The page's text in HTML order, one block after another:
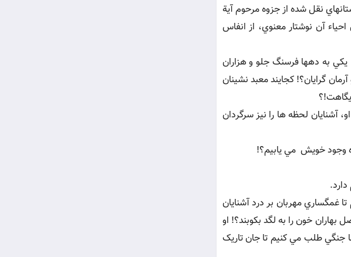
نقل شده از جزوه مرحوم آية
آن نوشتار معنوي، از انفاس
يکي به دهها فرسنگ جلو و هزاران
گرايان؟! کجايند معبد نشينان
لحظه ها را نيز سرگردان
وجود خويش ‍ مي يابيم؟!
غمگساري مهربان بر درد آشنايان
خون را به لگد بکوبند؟! او
جنگي طلب مي کنيم تا جان تاريک